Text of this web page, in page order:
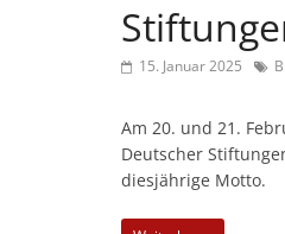
15. Januar 2025
Am 20. und 21.
Deutscher
diesjährige Motto.